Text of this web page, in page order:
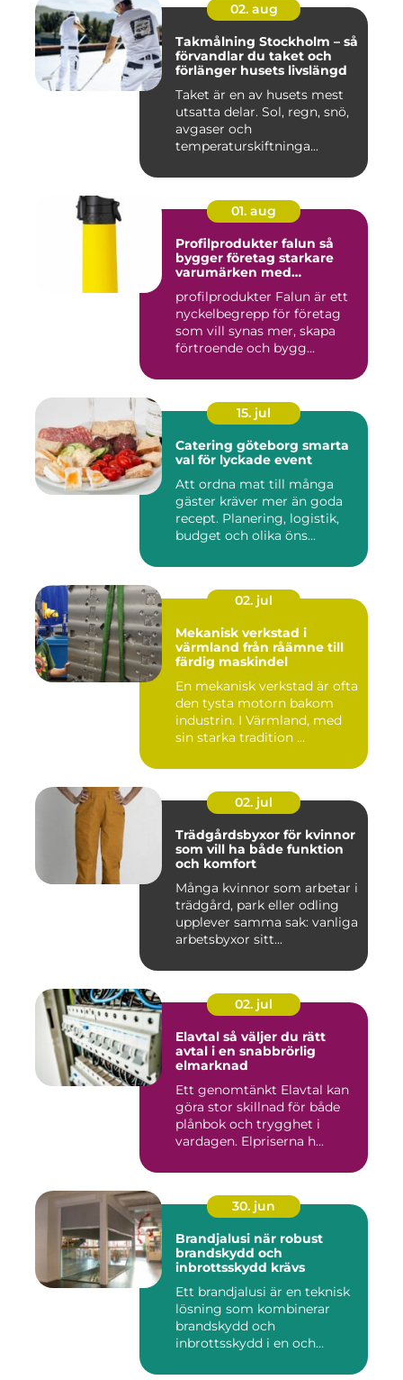
02. aug
Takmålning Stockholm – så
förvandlar du taket och
förlänger husets livslängd
Taket är en av husets mest
utsatta delar. Sol, regn, snö,
avgaser och
temperaturskiftninga...
01. aug
Profilprodukter falun så
bygger företag starkare
varumärken med
profilprodukter Falun är ett
nyckelbegrepp för företag
som vill synas mer, skapa
förtroende och bygg...
15. jul
Catering göteborg smarta
val för lyckade event
Att ordna mat till många
gäster kräver mer än goda
recept. Planering, logistik,
budget och olika öns...
02. jul
Mekanisk verkstad i
värmland från råämne till
färdig maskindel
En mekanisk verkstad är ofta
den tysta motorn bakom
industrin. I Värmland, med
sin starka tradition ...
02. jul
Trädgårdsbyxor för kvinnor
som vill ha både funktion
och komfort
Många kvinnor som arbetar i
trädgård, park eller odling
upplever samma sak: vanliga
arbetsbyxor sitt...
02. jul
Elavtal så väljer du rätt
avtal i en snabbrörlig
elmarknad
Ett genomtänkt Elavtal kan
göra stor skillnad för både
plånbok och trygghet i
vardagen. Elpriserna h...
30. jun
Brandjalusi när robust
brandskydd och
inbrottsskydd krävs
Ett brandjalusi är en teknisk
lösning som kombinerar
brandskydd och
inbrottsskydd i en och